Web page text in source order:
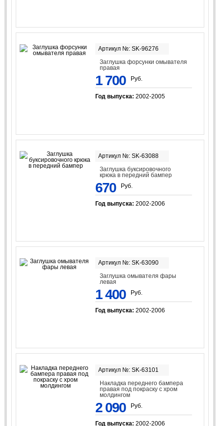
Артикул №: SK-96276
Заглушка форсунки омывателя
правая
1 700 Руб.
Год выпуска: 2002-2005
Артикул №: SK-63088
Заглушка буксировочного
крюка в передний бампер
670 Руб.
Год выпуска: 2002-2006
Артикул №: SK-63090
Заглушка омывателя фары
левая
1 400 Руб.
Год выпуска: 2002-2006
Артикул №: SK-63101
Накладка переднего бампера
правая под покраску с хром
молдингом
2 090 Руб.
Год выпуска: 2002-2006